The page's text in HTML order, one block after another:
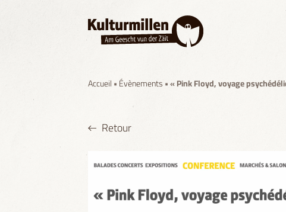
Accueil•Évènements• « Pink Floyd, voyage
Retour